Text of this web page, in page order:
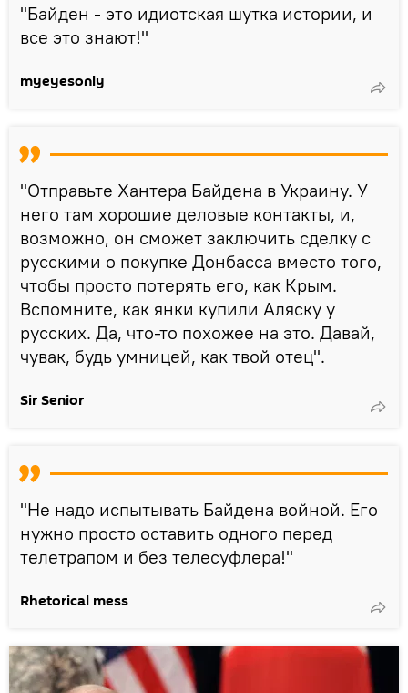
"Байден - это идиотская шутка истории, и
все это знают!"
myeyesonly
"Отправьте Хантера Байдена в Украину. У
него там хорошие деловые контакты, и,
возможно, он сможет заключить сделку с
русскими о покупке Донбасса вместо того,
чтобы просто потерять его, как Крым.
Вспомните, как янки купили Аляску у
русских. Да, что-то похожее на это. Давай,
чувак, будь умницей, как твой отец".
Sir Senior
"Не надо испытывать Байдена войной. Его
нужно просто оставить одного перед
телетрапом и без телесуфлера!"
Rhetorical mess